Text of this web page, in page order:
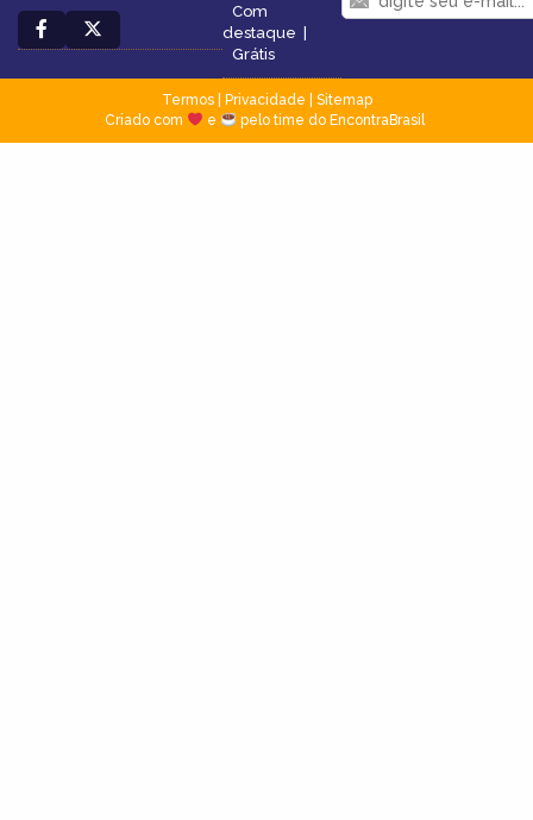
Com
destaque |
Grátis
Termos| Privacidade
Sitemap
Criado com
e pelo time do EncontraBrasil